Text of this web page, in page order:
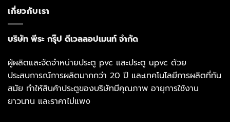
เกี่ยวกับเรา
บริษัท พีระ กรุ๊ป ดีเวลลอปเมนท์ จำกัด
ผู้ผลิตและจัดจำหน่ายประตู pvc และประตู upvc ด้วย
ประสบการณ์การผลิตมากกว่า 20 ปี และเทคโนโลยีการผลิตที่ทัน
สมัย ทำให้สินค้าประตูของบริษัทมีคุณภาพ อายุการใช้งาน
ยาวนาน และราคาไม่แพง